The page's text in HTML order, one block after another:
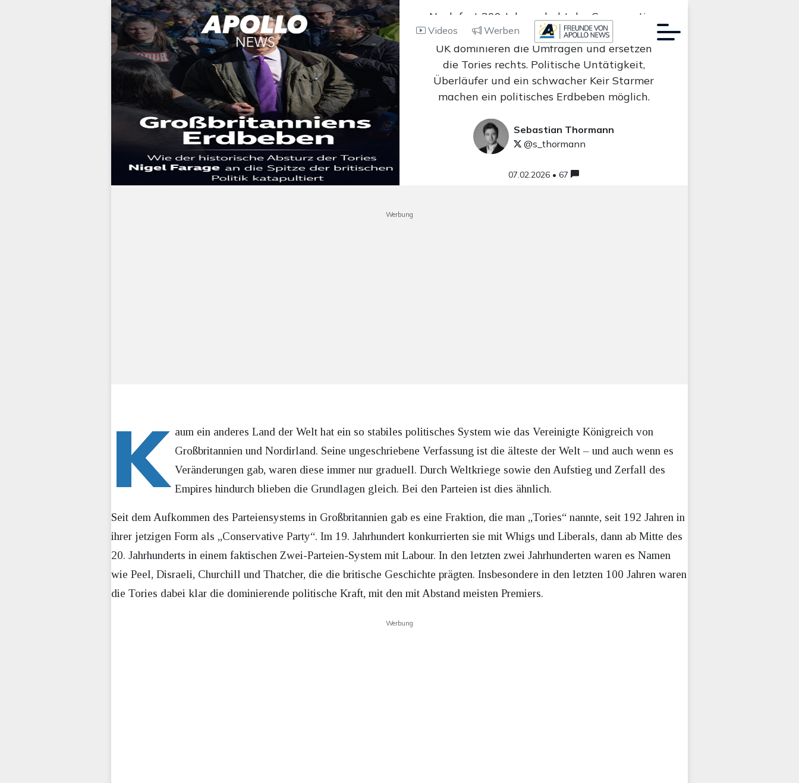
Videos Werben
Nach fast 200 Jahren droht der Conservative
Party der Absturz: Nigel Farage und Reform
UK dominieren die Umfragen und ersetzen
die Tories rechts. Politische Untätigkeit,
Überläufer und ein schwacher Keir Starmer
machen ein politisches Erdbeben möglich.
Sebastian Thormann
@s_thormann
07.02.2026 • 67
Werbung
K
aum ein anderes Land der Welt hat ein so stabiles politisches System wie das Vereinigte Königreich von
Großbritannien und Nordirland. Seine ungeschriebene Verfassung ist die älteste der Welt – und auch wenn es
Veränderungen gab, waren diese immer nur graduell. Durch Weltkriege sowie den Aufstieg und Zerfall des
Empires hindurch blieben die Grundlagen gleich. Bei den Parteien ist dies ähnlich.
Seit dem Aufkommen des Parteiensystems in Großbritannien gab es eine Fraktion, die man „Tories“ nannte, seit 192 Jahren in
ihrer jetzigen Form als „Conservative Party“. Im 19. Jahrhundert konkurrierten sie mit Whigs und Liberals, dann ab Mitte des
20. Jahrhunderts in einem faktischen Zwei-Parteien-System mit Labour. In den letzten zwei Jahrhunderten waren es Namen
wie Peel, Disraeli, Churchill und Thatcher, die die britische Geschichte prägten. Insbesondere in den letzten 100 Jahren waren
die Tories dabei klar die dominierende politische Kraft, mit den mit Abstand meisten Premiers.
Werbung